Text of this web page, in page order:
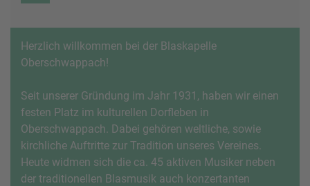
Herzlich willkommen bei der Blaskapelle
Oberschwappach!
Seit unserer Gründung im Jahr 1931, haben wir einen
festen Platz im kulturellen Dorfleben in
Oberschwappach. Dabei gehören weltliche, sowie
kirchliche Auftritte zur Tradition unseres Vereines.
Heute widmen sich die ca. 45 aktiven Musiker neben
der traditionellen Blasmusik auch konzertanten